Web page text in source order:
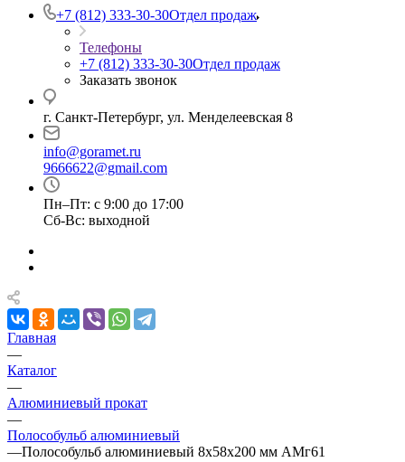
+7 (812) 333-30-30Отдел продаж
Телефоны
+7 (812) 333-30-30Отдел продаж
Заказать звонок
г. Санкт-Петербург, ул. Менделеевская 8
info@goramet.ru
9666622@gmail.com
Пн–Пт: с 9:00 до 17:00
Сб-Вс: выходной
Главная
—
Каталог
—
Алюминиевый прокат
—
Полособульб алюминиевый
—Полособульб алюминиевый 8х58х200 мм АМг61